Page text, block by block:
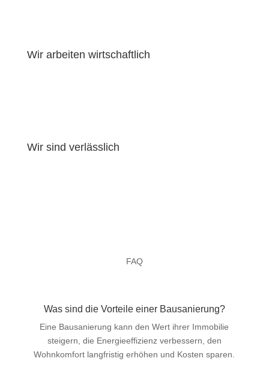
Wir arbeiten wirtschaftlich
Wir sind verlässlich
FAQ
Was sind die Vorteile einer Bausanierung?
Eine Bausanierung kann den Wert ihrer Immobilie
steigern, die Energieeffizienz verbessern, den
Wohnkomfort langfristig erhöhen und Kosten sparen.